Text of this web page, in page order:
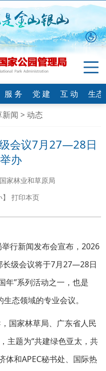
服 务 党 建 互 动
生
新闻 >动态
会议7月27—28日
办
家林业和草原局
】 打印本页
行新闻发布会宣布，2026
长级会议将于7月27—28日
年”系列活动之一，也是
态领域的专业会议。
国家林草局、广东省人民
主题为“共建绿色亚太，共
体和APEC秘书处、国际热